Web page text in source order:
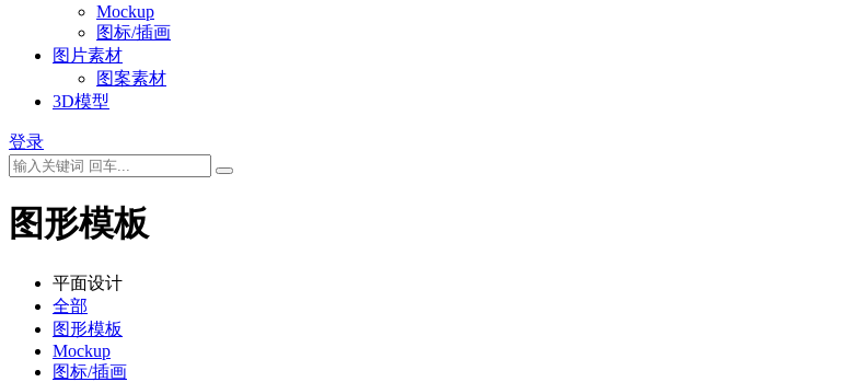
Mockup
图标/插画
图片素材
图案素材
3D模型
登录
图形模板
平面设计
全部
图形模板
Mockup
图标/插画